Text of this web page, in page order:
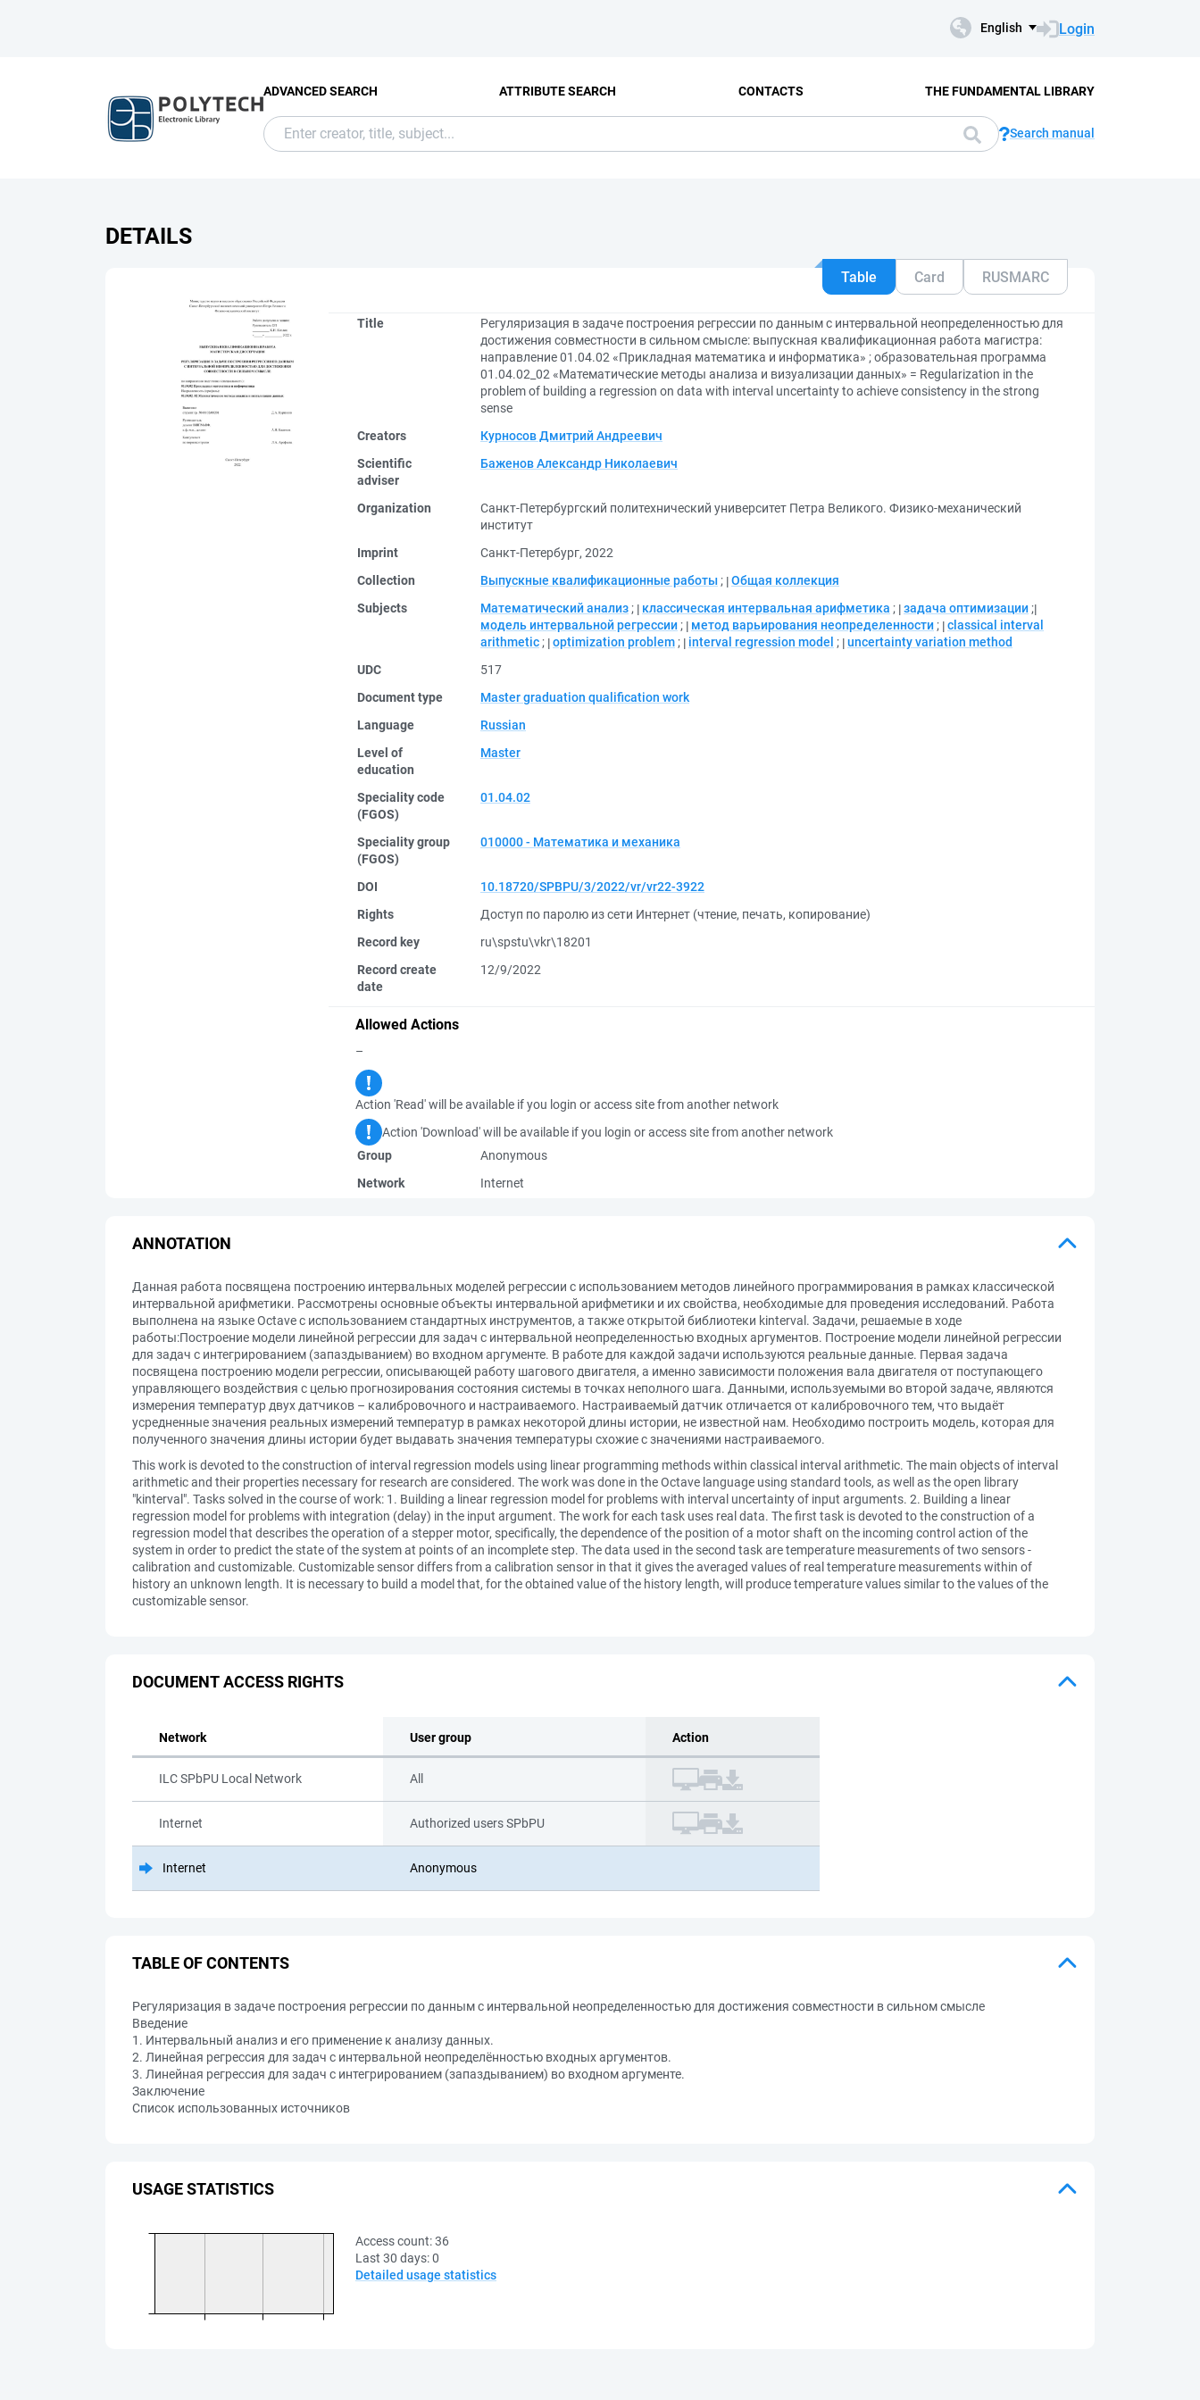
English Login
ADVANCED SEARCH ATTRIBUTE SEARCH CONTACTS THE FUNDAMENTAL LIBRARY
Search manual
DETAILS
Table Card RUSMARC
Title
Регуляризация в задаче построения регрессии по данным с интервальной неопределенностью для
достижения совместности в сильном смысле: выпускная квалификационная работа магистра:
направление 01.04.02 «Прикладная математика и информатика» ; образовательная программа
01.04.02_02 «Математические методы анализа и визуализации данных» = Regularization in the
problem of building a regression on data with interval uncertainty to achieve consistency in the strong
sense
Creators
Курносов Дмитрий Андреевич
Scientific
adviser
Баженов Александр Николаевич
Organization
Санкт-Петербургский политехнический университет Петра Великого. Физико-механический
институт
Imprint
Санкт-Петербург, 2022
Collection
Выпускные квалификационные работы ; Общая коллекция
Subjects
Математический анализ ; классическая интервальная арифметика ; задача оптимизации ;
модель интервальной регрессии ; метод варьирования неопределенности ; classical interval
arithmetic ; optimization problem ; interval regression model ; uncertainty variation method
UDC
517
Document type
Master graduation qualification work
Language
Russian
Level of
education
Master
Speciality code
(FGOS)
01.04.02
Speciality group
(FGOS)
010000 - Математика и механика
DOI
10.18720/SPBPU/3/2022/vr/vr22-3922
Rights
Доступ по паролю из сети Интернет (чтение, печать, копирование)
Record key
ru\spstu\vkr\18201
Record create
date
12/9/2022
Allowed Actions
–
Action 'Read' will be available if you login or access site from another network
Action 'Download' will be available if you login or access site from another network
Group
Anonymous
Network
Internet
ANNOTATION
Данная работа посвящена построению интервальных моделей регрессии с использованием методов линейного программирования в рамках классической
интервальной арифметики. Рассмотрены основные объекты интервальной арифметики и их свойства, необходимые для проведения исследований. Работа
выполнена на языке Octave с использованием стандартных инструментов, а также открытой библиотеки kinterval. Задачи, решаемые в ходе
работы:Построение модели линейной регрессии для задач с интервальной неопределенностью входных аргументов. Построение модели линейной регрессии
для задач с интегрированием (запаздыванием) во входном аргументе. В работе для каждой задачи используются реальные данные. Первая задача
посвящена построению модели регрессии, описывающей работу шагового двигателя, а именно зависимости положения вала двигателя от поступающего
управляющего воздействия с целью прогнозирования состояния системы в точках неполного шага. Данными, используемыми во второй задаче, являются
измерения температур двух датчиков – калибровочного и настраиваемого. Настраиваемый датчик отличается от калибровочного тем, что выдаёт
усредненные значения реальных измерений температур в рамках некоторой длины истории, не известной нам. Необходимо построить модель, которая для
полученного значения длины истории будет выдавать значения температуры схожие с значениями настраиваемого.
This work is devoted to the construction of interval regression models using linear programming methods within classical interval arithmetic. The main objects of interval
arithmetic and their properties necessary for research are considered. The work was done in the Octave language using standard tools, as well as the open library
"kinterval". Tasks solved in the course of work: 1. Building a linear regression model for problems with interval uncertainty of input arguments. 2. Building a linear
regression model for problems with integration (delay) in the input argument. The work for each task uses real data. The first task is devoted to the construction of a
regression model that describes the operation of a stepper motor, specifically, the dependence of the position of a motor shaft on the incoming control action of the
system in order to predict the state of the system at points of an incomplete step. The data used in the second task are temperature measurements of two sensors -
calibration and сustomizable. Customizable sensor differs from a calibration sensor in that it gives the averaged values of real temperature measurements within of
history an unknown length. It is necessary to build a model that, for the obtained value of the history length, will produce temperature values similar to the values of the
сustomizable sensor.
DOCUMENT ACCESS RIGHTS
Network User group Action
ILC SPbPU Local Network All
Internet Authorized users SPbPU
Internet Anonymous
TABLE OF CONTENTS
Регуляризация в задаче построения регрессии по данным с интервальной неопределенностью для достижения совместности в сильном смысле
Введение
1. Интервальный анализ и его применение к анализу данных.
2. Линейная регрессия для задач с интервальной неопределённостью входных аргументов.
3. Линейная регрессия для задач с интегрированием (запаздыванием) во входном аргументе.
Заключение
Список использованных источников
USAGE STATISTICS
Access count:36
Last 30 days:0
Detailed usage statistics